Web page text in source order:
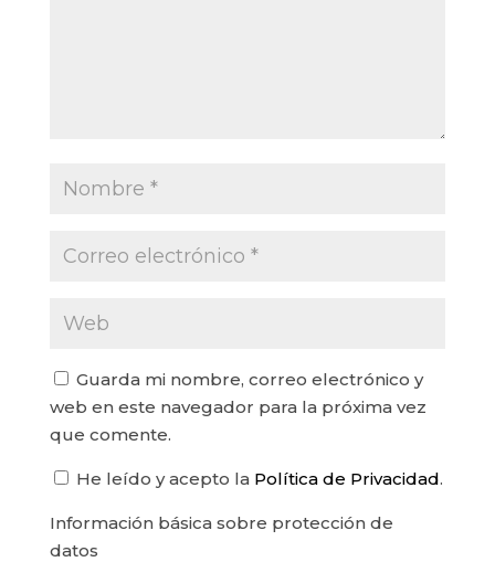
Guarda mi nombre, correo electrónico y
web en este navegador para la próxima vez
que comente.
He leído y acepto la Política de Privacidad.
Información básica sobre protección de
datos